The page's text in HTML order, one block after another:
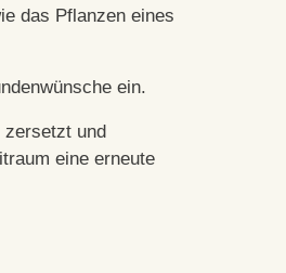
das Pflanzen eines
ein.
zersetzt und
eine erneute